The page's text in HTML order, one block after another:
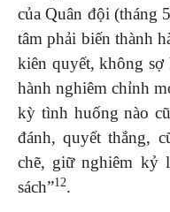
của Quân đội (tháng
tâm phải biến thành
kiên quyết, không sợ
hành nghiêm chỉnh
kỳ tình huống nào
đánh, quyết thắng,
chẽ, giữ nghiêm kỷ
sách”12.